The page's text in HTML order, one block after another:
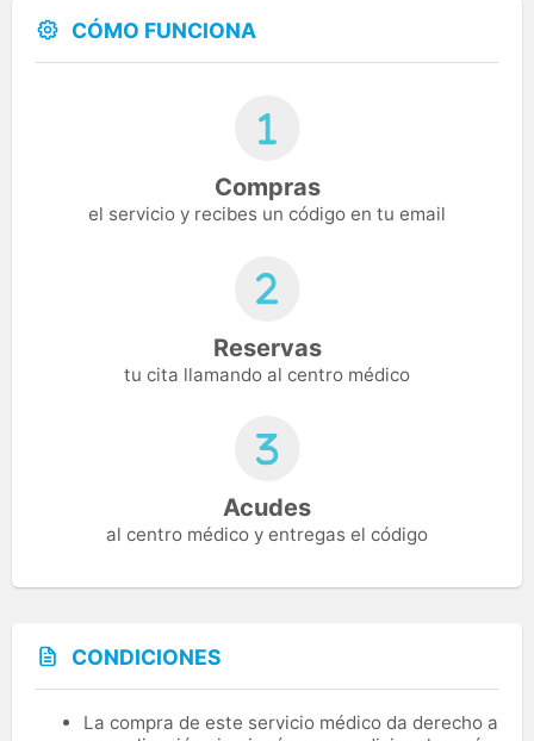
CÓMO FUNCIONA
Compras
el servicio y recibes un código en tu email
Reservas
tu cita llamando al centro médico
Acudes
al centro médico y entregas el código
CONDICIONES
La compra de este servicio médico da derecho a